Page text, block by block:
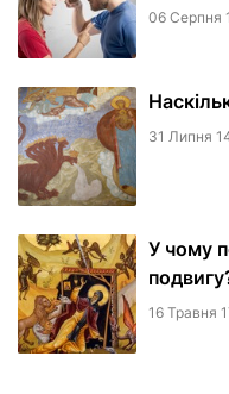
06 Серпня
31 Липня
У чому
16 Травня